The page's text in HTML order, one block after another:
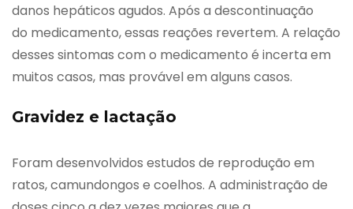
danos hepáticos agudos. Após a descontinuação
do medicamento, essas reações revertem. A relação
desses sintomas com o medicamento é incerta em
muitos casos, mas provável em alguns casos.
Gravidez e lactação
Foram desenvolvidos estudos de reprodução em
ratos, camundongos e coelhos. A administração de